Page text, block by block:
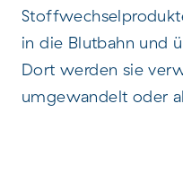
in die Blutbahn und
Dort werden sie
umgewandelt oder